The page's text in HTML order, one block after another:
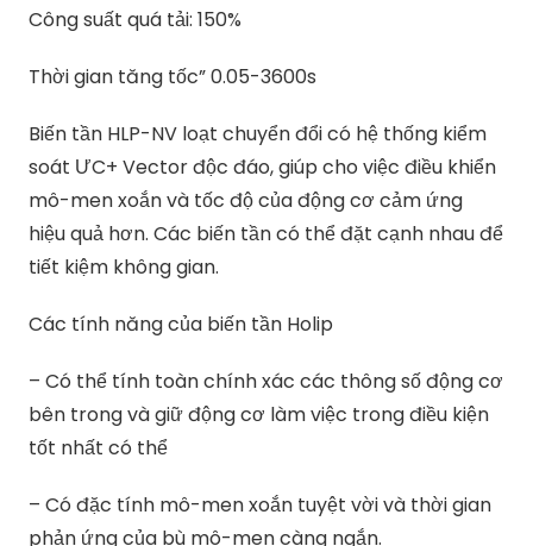
Công suất quá tải: 150%
Thời gian tăng tốc” 0.05-3600s
Biến tần HLP-NV loạt chuyển đổi có hệ thống kiểm
soát ƯC+ Vector độc đáo, giúp cho việc điều khiển
mô-men xoắn và tốc độ của động cơ cảm ứng
hiệu quả hơn. Các biến tần có thể đặt cạnh nhau để
tiết kiệm không gian.
Các tính năng của biến tần Holip
– Có thể tính toàn chính xác các thông số động cơ
bên trong và giữ động cơ làm việc trong điều kiện
tốt nhất có thể
– Có đặc tính mô-men xoắn tuyệt vời và thời gian
phản ứng của bù mô-men càng ngắn.